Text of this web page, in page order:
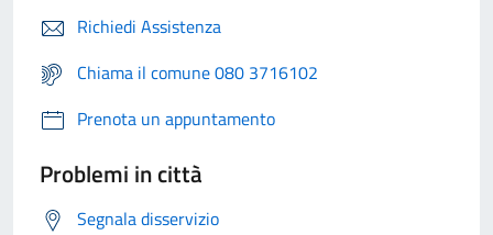
Richiedi Assistenza
Chiama il comune 080 3716102
Prenota un appuntamento
Problemi in città
Segnala disservizio